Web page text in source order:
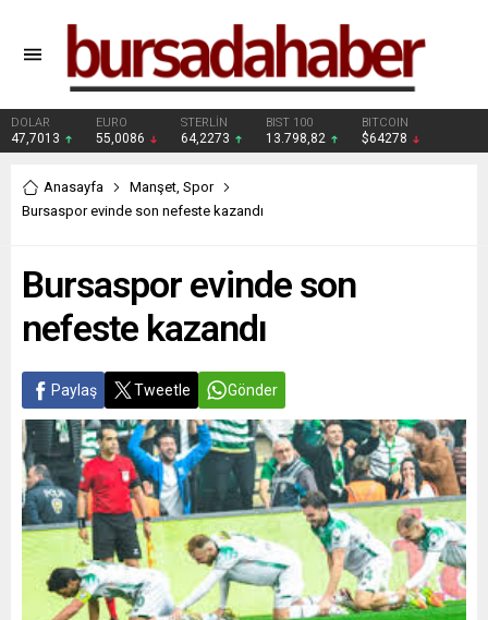
DOLAR
47,7013
EURO
55,0086
STERLİN
64,2273
BIST 100
13.798,82
BITCOIN
$64278
Anasayfa Manşet, Spor
Bursaspor evinde son nefeste kazandı
Bursaspor evinde son
nefeste kazandı
Paylaş Tweetle Gönder